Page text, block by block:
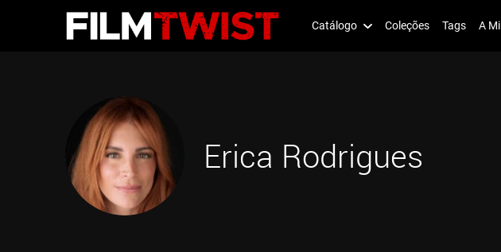
Catálogo Coleções Tags A
Erica Rodrigues